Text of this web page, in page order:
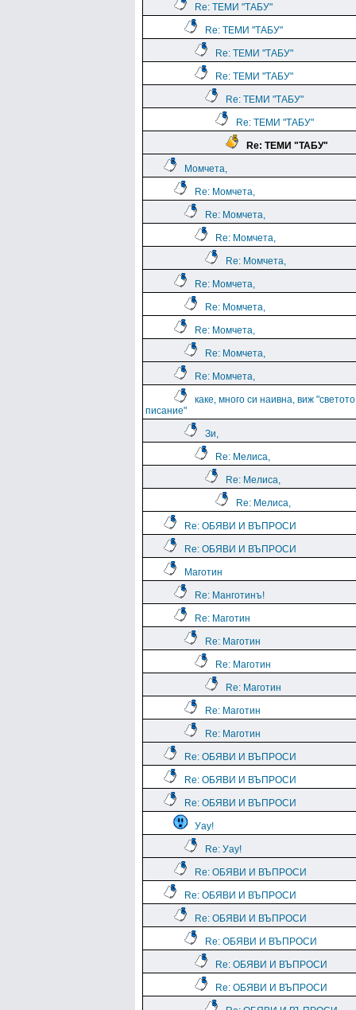
Re: ТЕМИ "ТАБУ"
Re: ТЕМИ "ТАБУ"
Re: ТЕМИ "ТАБУ"
Re: ТЕМИ "ТАБУ"
Re: ТЕМИ "ТАБУ"
Re: ТЕМИ "ТАБУ"
Re: ТЕМИ "ТАБУ"
Момчета,
Re: Момчета,
Re: Момчета,
Re: Момчета,
Re: Момчета,
Re: Момчета,
Re: Момчета,
Re: Момчета,
Re: Момчета,
Re: Момчета,
каке, много си наивна, виж "светото
писание"
Зи,
Re: Мелиса,
Re: Мелиса,
Re: Мелиса,
Re: ОБЯВИ И ВЪПРОСИ
Re: ОБЯВИ И ВЪПРОСИ
Маготин
Re: Манготинъ!
Re: Маготин
Re: Маготин
Re: Маготин
Re: Маготин
Re: Маготин
Re: Маготин
Re: ОБЯВИ И ВЪПРОСИ
Re: ОБЯВИ И ВЪПРОСИ
Re: ОБЯВИ И ВЪПРОСИ
Уау!
Re: Уау!
Re: ОБЯВИ И ВЪПРОСИ
Re: ОБЯВИ И ВЪПРОСИ
Re: ОБЯВИ И ВЪПРОСИ
Re: ОБЯВИ И ВЪПРОСИ
Re: ОБЯВИ И ВЪПРОСИ
Re: ОБЯВИ И ВЪПРОСИ